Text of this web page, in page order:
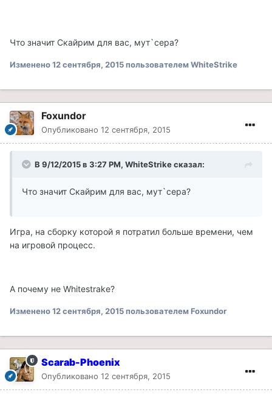
Что значит Скайрим для вас, мут`сера?
Изменено12 сентября, 2015пользователем WhiteStrike
Foxundor
Опубликовано 12 сентября, 2015
В 9/12/2015 в 3:27 PM, WhiteStrike сказал:
Что значит Скайрим для вас, мут`сера?
Игра, на сборку которой я потратил больше времени, чем
на игровой процесс.
А почему не Whitestrake?
Изменено12 сентября, 2015пользователем Foxundor
Scarab-Phoenix
Опубликовано 12 сентября, 2015